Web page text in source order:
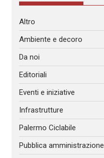
Altro
Ambiente e decoro
Da noi
Editoriali
Eventi e iniziative
Infrastrutture
Palermo Ciclabile
Pubblica amministrazione